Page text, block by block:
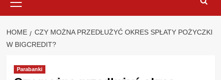
Menu
HOME
CZY MOŻNA PRZEDŁUŻYĆ OKRES SPŁATY POŻYCZKI
W BIGCREDIT?
Parabanki